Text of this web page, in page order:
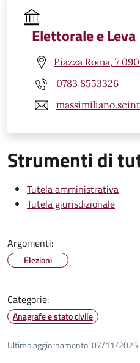
Elettorale e Leva
Piazza Roma, 7
0783 8553326
Strumenti di
Tutela amministrativa
Tutela giurisdizionale
Argomenti:
Elezioni
Categorie:
Anagrafe e stato civile
Ultimo aggiornamento:07/11/2025